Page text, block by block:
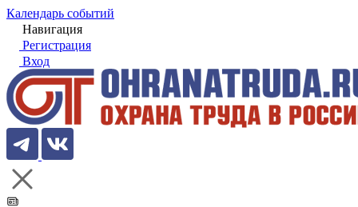
Календарь событий
Навигация
Регистрация
Вход